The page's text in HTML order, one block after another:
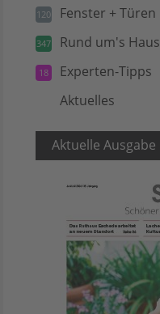
120 Fenster + Türen
347 Rund um's Haus
18 Experten-Tipps
Aktuelles
Aktuelle Ausgabe